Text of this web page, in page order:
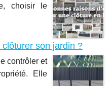
choisir le
son jardin ?
contrôler et
Elle